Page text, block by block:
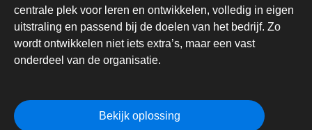
centrale plek voor leren en ontwikkelen, volledig in eigen
uitstraling en passend bij de doelen van het bedrijf. Zo
wordt ontwikkelen niet iets extra’s, maar een vast
onderdeel van de organisatie.
Bekijk oplossing